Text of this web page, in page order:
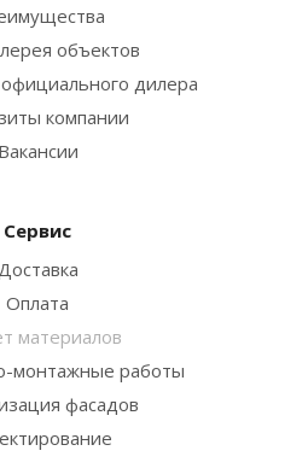
объектов
дилера
компании
Вакансии
Сервис
Оплата
материалов
монтажные работы
фасадов